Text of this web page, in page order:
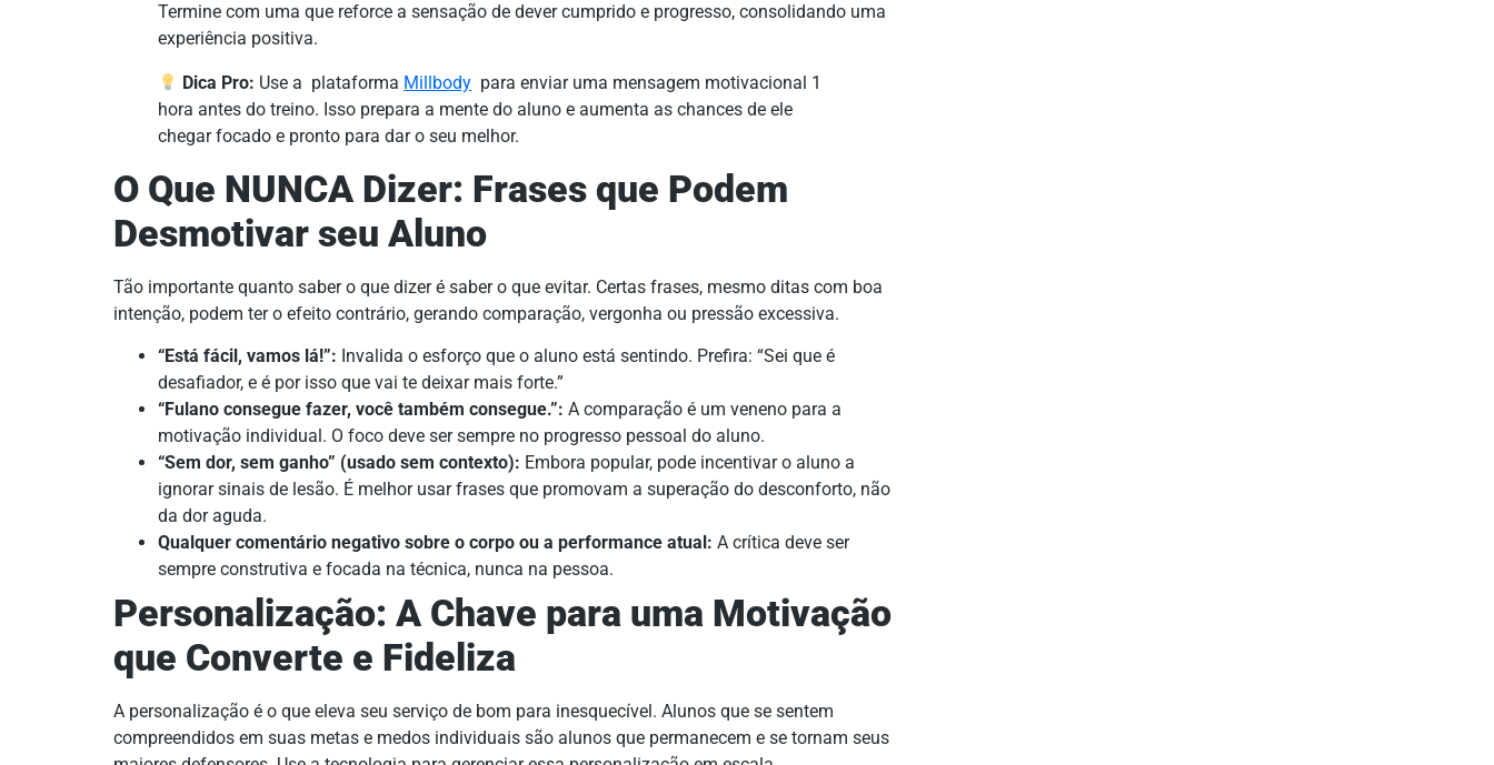
Termine com uma que reforce a sensação de dever cumprido e progresso, consolidando uma
experiência positiva.
Dica Pro: Use a plataforma Millbody para enviar uma mensagem motivacional 1
hora antes do treino. Isso prepara a mente do aluno e aumenta as chances de ele
chegar focado e pronto para dar o seu melhor.
O Que NUNCA Dizer: Frases que Podem
Desmotivar seu Aluno
Tão importante quanto saber o que dizer é saber o que evitar. Certas frases, mesmo ditas com boa
intenção, podem ter o efeito contrário, gerando comparação, vergonha ou pressão excessiva.
“Está fácil, vamos lá!”: Invalida o esforço que o aluno está sentindo. Prefira: “Sei que é
desafiador, e é por isso que vai te deixar mais forte.”
“Fulano consegue fazer, você também consegue.”: A comparação é um veneno para a
motivação individual. O foco deve ser sempre no progresso pessoal do aluno.
“Sem dor, sem ganho” (usado sem contexto): Embora popular, pode incentivar o aluno a
ignorar sinais de lesão. É melhor usar frases que promovam a superação do desconforto, não
da dor aguda.
Qualquer comentário negativo sobre o corpo ou a performance atual: A crítica deve ser
sempre construtiva e focada na técnica, nunca na pessoa.
Personalização: A Chave para uma Motivação
que Converte e Fideliza
A personalização é o que eleva seu serviço de bom para inesquecível. Alunos que se sentem
compreendidos em suas metas e medos individuais são alunos que permanecem e se tornam seus